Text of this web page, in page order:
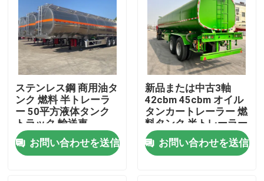
ステンレス鋼 商用油タ
ンク 燃料 半トレーラ
ー 50平方液体タンク
トラック 輸送車
お問い合わせを送信
新品または中古3軸
42cbm 45cbm オイル
タンカートレーラー 燃
料タンク 半トレーラー
お問い合わせを送信